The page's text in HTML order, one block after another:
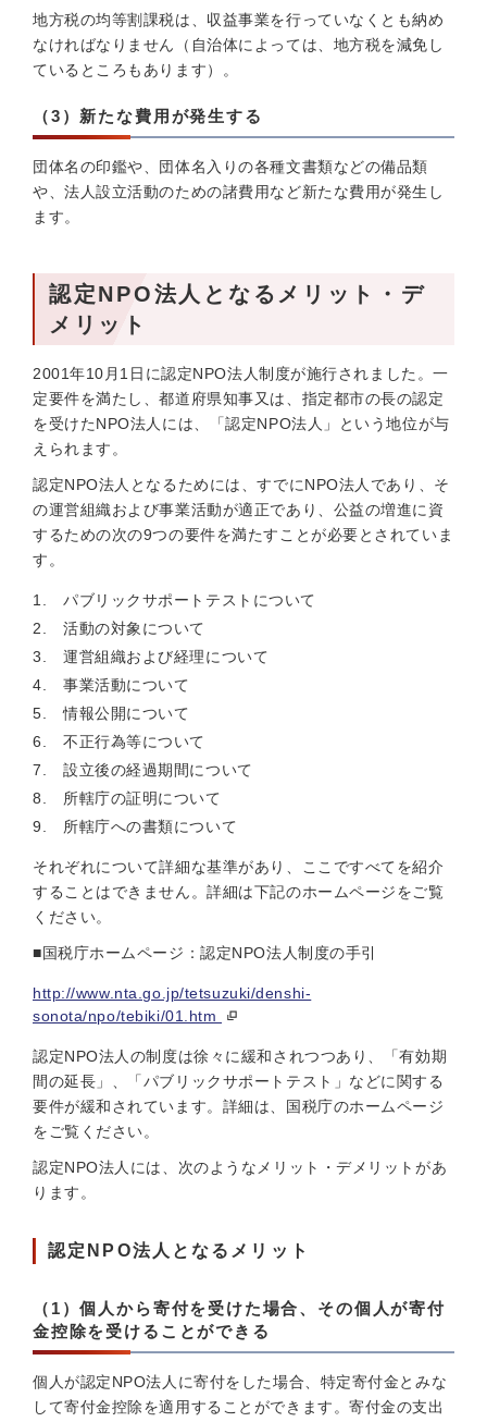
地方税の均等割課税は、収益事業を行っていなくとも納め
なければなりません（自治体によっては、地方税を減免し
ているところもあります）。
（3）新たな費用が発生する
団体名の印鑑や、団体名入りの各種文書類などの備品類
や、法人設立活動のための諸費用など新たな費用が発生し
ます。
認定NPO法人となるメリット・デ
メリット
2001年10月1日に認定NPO法人制度が施行されました。一
定要件を満たし、都道府県知事又は、指定都市の長の認定
を受けたNPO法人には、「認定NPO法人」という地位が与
えられます。
認定NPO法人となるためには、すでにNPO法人であり、そ
の運営組織および事業活動が適正であり、公益の増進に資
するための次の9つの要件を満たすことが必要とされていま
す。
パブリックサポートテストについて
活動の対象について
運営組織および経理について
事業活動について
情報公開について
不正行為等について
設立後の経過期間について
所轄庁の証明について
所轄庁への書類について
それぞれについて詳細な基準があり、ここですべてを紹介
することはできません。詳細は下記のホームページをご覧
ください。
■国税庁ホームページ：認定NPO法人制度の手引
http://www.nta.go.jp/tetsuzuki/denshi-
sonota/npo/tebiki/01.htm
認定NPO法人の制度は徐々に緩和されつつあり、「有効期
間の延長」、「パブリックサポートテスト」などに関する
要件が緩和されています。詳細は、国税庁のホームページ
をご覧ください。
認定NPO法人には、次のようなメリット・デメリットがあ
ります。
認定NPO法人となるメリット
（1）個人から寄付を受けた場合、その個人が寄付
金控除を受けることができる
個人が認定NPO法人に寄付をした場合、特定寄付金とみな
して寄付金控除を適用することができます。寄付金の支出